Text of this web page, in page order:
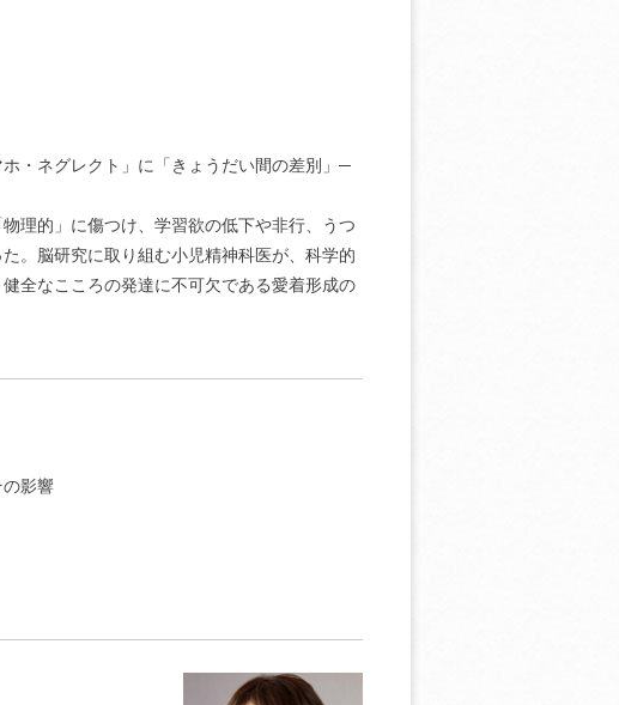
・ネグレクト」に「きょうだい間の差別」─
理的」に傷つけ、学習欲の低下や非行、うつ
。脳研究に取り組む小児精神科医が、科学的
全なこころの発達に不可欠である愛着形成の
影響